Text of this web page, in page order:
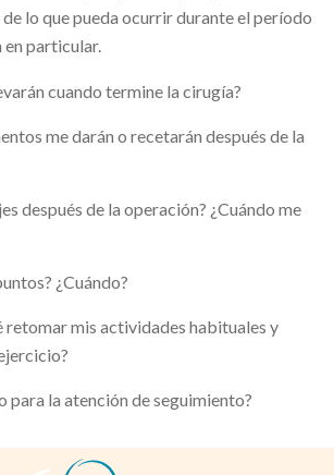
lo que pueda ocurrir durante el período
en particular.
cuando termine la cirugía?
me darán o recetarán después de la
después de la operación? ¿Cuándo me
¿Cuándo?
retomar mis actividades habituales y
para la atención de seguimiento?